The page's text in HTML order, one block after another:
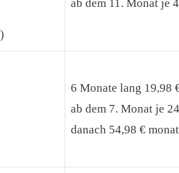
ab dem 11. Monat je
6 Monate lang 19,98
ab dem 7. Monat je
danach 54,98 €